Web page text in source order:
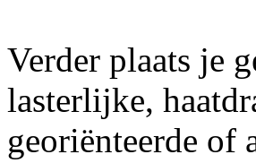
Verder plaats je
lasterlijke,
georiënteerde of